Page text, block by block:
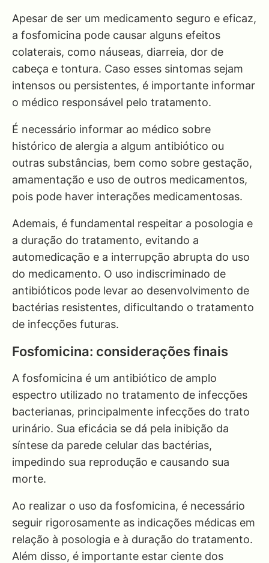
Apesar de ser um medicamento seguro e eficaz,
a fosfomicina pode causar alguns efeitos
colaterais, como náuseas, diarreia, dor de
cabeça e tontura. Caso esses sintomas sejam
intensos ou persistentes, é importante informar
o médico responsável pelo tratamento.
É necessário informar ao médico sobre
histórico de alergia a algum antibiótico ou
outras substâncias, bem como sobre gestação,
amamentação e uso de outros medicamentos,
pois pode haver interações medicamentosas.
Ademais, é fundamental respeitar a posologia e
a duração do tratamento, evitando a
automedicação e a interrupção abrupta do uso
do medicamento. O uso indiscriminado de
antibióticos pode levar ao desenvolvimento de
bactérias resistentes, dificultando o tratamento
de infecções futuras.
Fosfomicina: considerações finais
A fosfomicina é um antibiótico de amplo
espectro utilizado no tratamento de infecções
bacterianas, principalmente infecções do trato
urinário. Sua eficácia se dá pela inibição da
síntese da parede celular das bactérias,
impedindo sua reprodução e causando sua
morte.
Ao realizar o uso da fosfomicina, é necessário
seguir rigorosamente as indicações médicas em
relação à posologia e à duração do tratamento.
Além disso, é importante estar ciente dos